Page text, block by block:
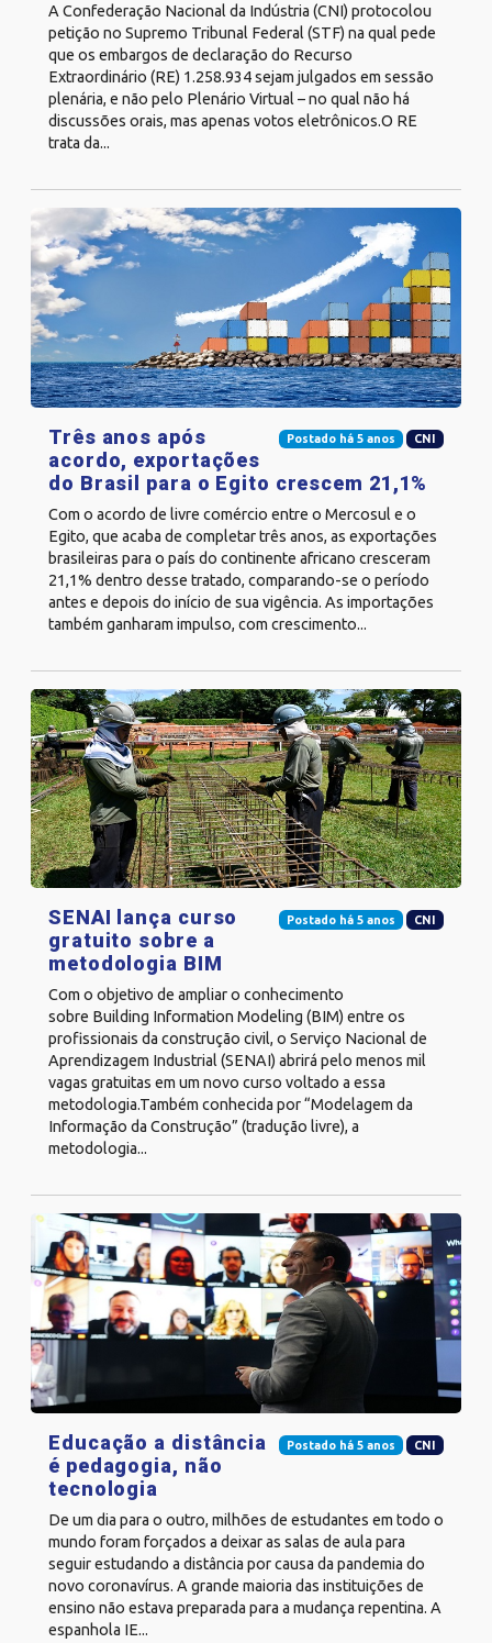
A Confederação Nacional da Indústria (CNI) protocolou
petição no Supremo Tribunal Federal (STF) na qual pede
que os embargos de declaração do Recurso
Extraordinário (RE) 1.258.934 sejam julgados em sessão
plenária, e não pelo Plenário Virtual – no qual não há
discussões orais, mas apenas votos eletrônicos.O RE
trata da...
Postado há 5 anos CNI
Três anos após
acordo, exportações
do Brasil para o Egito crescem 21,1%
Com o acordo de livre comércio entre o Mercosul e o
Egito, que acaba de completar três anos, as exportações
brasileiras para o país do continente africano cresceram
21,1% dentro desse tratado, comparando-se o período
antes e depois do início de sua vigência. As importações
também ganharam impulso, com crescimento...
Postado há 5 anos CNI
SENAI lança curso
gratuito sobre a
metodologia BIM
Com o objetivo de ampliar o conhecimento
sobre Building Information Modeling (BIM) entre os
profissionais da construção civil, o Serviço Nacional de
Aprendizagem Industrial (SENAI) abrirá pelo menos mil
vagas gratuitas em um novo curso voltado a essa
metodologia.Também conhecida por “Modelagem da
Informação da Construção” (tradução livre), a
metodologia...
Postado há 5 anos CNI
Educação a distância
é pedagogia, não
tecnologia
De um dia para o outro, milhões de estudantes em todo o
mundo foram forçados a deixar as salas de aula para
seguir estudando a distância por causa da pandemia do
novo coronavírus. A grande maioria das instituições de
ensino não estava preparada para a mudança repentina. A
espanhola IE...